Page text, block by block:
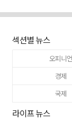
섹션별 뉴스
오피니언
경제
국제
라이프 뉴스